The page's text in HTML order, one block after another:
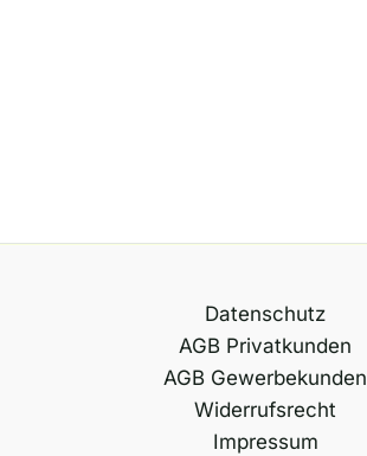
Datenschutz
AGB Privatkunden
AGB Gewerbekunden
Widerrufsrecht
Impressum